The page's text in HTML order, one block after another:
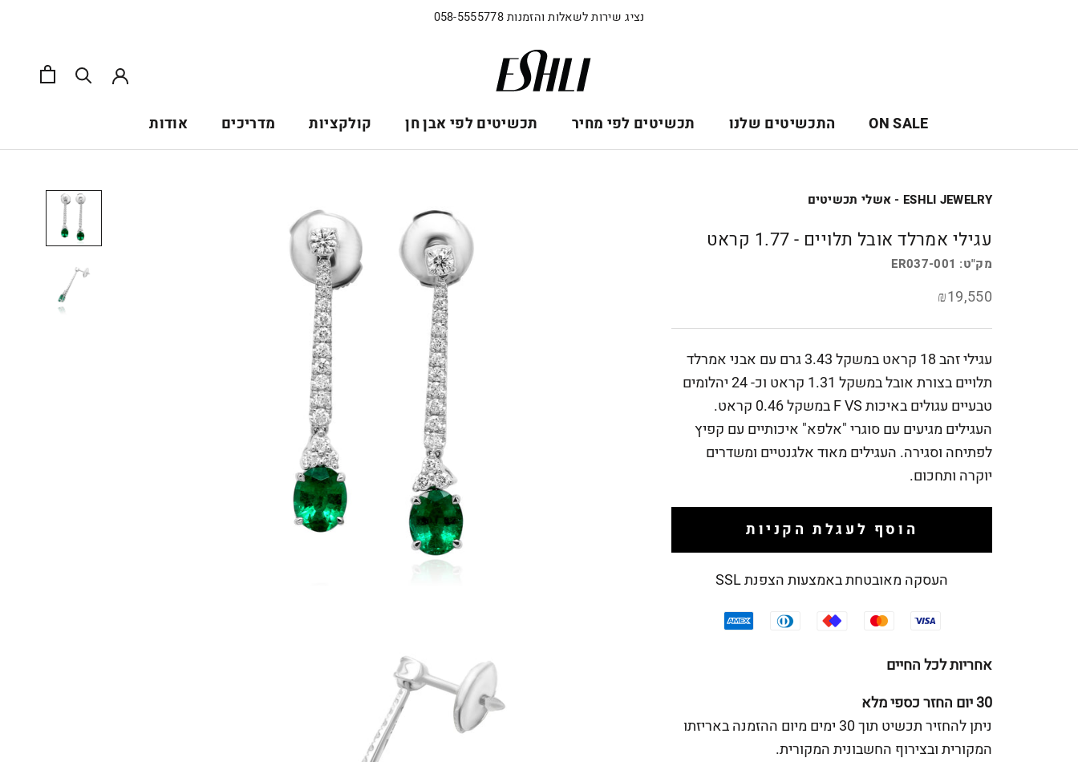
נציג שירות לשאלות והזמנות 058-5555778
ON SALE התכשיטים שלנו תכשיטים לפי מחיר תכשיטים לפי אבן חן קולקציות מדריכים אודות
ESHLI JEWELRY - אשלי תכשיטים
עגילי אמרלד אובל תלויים - 1.77 קראט
מק"ט: ER037-001
₪19,550
עגילי זהב 18 קראט במשקל 3.43 גרם עם אבני אמרלד
תלויים בצורת אובל במשקל 1.31 קראט וכ- 24 יהלומים
טבעיים עגולים באיכות F VS במשקל 0.46 קראט.
העגילים מגיעים עם סוגרי "אלפא" איכותיים עם קפיץ
לפתיחה וסגירה. העגילים מאוד אלגנטיים ומשדרים
יוקרה ותחכום.
הוסף לעגלת הקניות
העסקה מאובטחת באמצעות הצפנת SSL
אחריות לכל החיים
30 יום החזר כספי מלא
ניתן להחזיר תכשיט תוך 30 ימים מיום ההזמנה באריזתו
המקורית ובצירוף החשבונית המקורית.